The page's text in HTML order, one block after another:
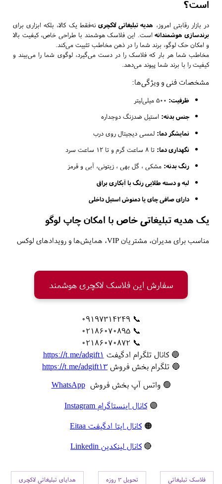
است؟
در بازار رقابتی امروز، هدیه تبلیغاتی لاکچری نه‌فقط یک کالا، بلکه ابزاری برای
برندسازی هوشمندانهاست. این فلاسک هوشمند با طراحی خاص، کیفیت بالا
و امکان حک لوگو، برند شما را در ذهن مخاطب تثبیت می‌کند.
مخاطب شما هر بار که فلاسک را در دست می‌گیرد، لوگوی شما را می‌بیند و
کیفیت را با برند شما پیوند می‌دهد.
مشخصات فنی و ویژگی‌ها:
ظرفیت:
جنس بدنه: استیل ضدزنگ دوجداره
نمایشگر دما: لمسی دیجیتال روی درب
نگهداری دما: تا ۸ ساعت گرم و تا ۱۲ ساعت سرد
رنگ بدنه: مشکی ، گل بهی ، زیتونی، آبی و قرمز
لبه و دسته طلایی رنگ با آبکاری براق
دارای صافی چای یا دمنوش استیل داخلی
یک هدیه تبلیغاتی خاص با امکان چاپ لوگو
مناسب برای مدیران، مشتریان VIP، همایش‌ها و رویدادهای لوکس
سفارش این فلاسک لاکچری هوشمند
📞 09197314249
📞 02186070895
📞 02186070872
🔵 کانال تلگرام ادگیفت https://t.me/adgift1
🔵 تلگرام بخش فروش https://t.me/adgift13
🟢 واتس آپ بخش فروشWhatsApp
🟣 کانال اینستاگرام Instagram
🟠 کانال ایتا ادگیفت Eitaa
🔴 کانال لینکدین Linkedin
فلاسک تبلیغاتی تحویل 3 روزه هدایای تبلیغاتی لاکچری